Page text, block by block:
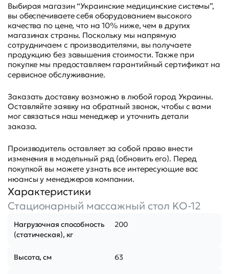
Выбирая магазин “Украинские медицинские системы”,
вы обеспечиваете себя оборудованием высокого
качества по цене, что на 10% ниже, чем в других
магазинах страны. Поскольку мы напрямую
сотрудничаем с производителями, вы получаете
продукцию без завышения стоимости. Также при
покупке мы предоставляем гарантийный сертификат на
сервисное обслуживание.
Заказать доставку возможно в любой город Украины.
Оставляйте заявку на обратный звонок, чтобы с вами
мог связаться наш менеджер и уточнить детали
заказа.
Производитель оставляет за собой право внести
изменения в модельный ряд (обновить его). Перед
покупкой вы можете узнать все интересующие вас
нюансы у менеджеров компании.
Характеристики
Стационарный массажный стол KO-12
Нагрузочная способность
(статическая), кг
200
Высота, см 63